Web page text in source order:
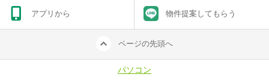
アプリから 物件提案してもらう
ページの先頭へ
パソコン